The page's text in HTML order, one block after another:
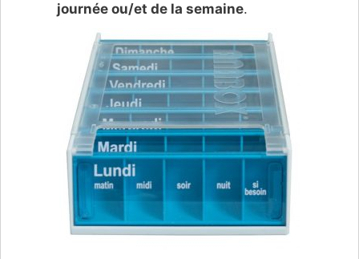
journée ou/et de la semaine.